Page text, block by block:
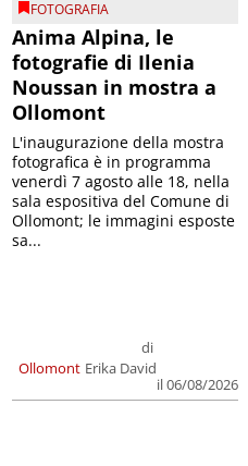
FOTOGRAFIA
Anima Alpina, le
fotografie di Ilenia
Noussan in mostra a
Ollomont
Ollomont
di
Erika David
il 06/08/2026
L'inaugurazione della mostra
fotografica è in programma
venerdì 7 agosto alle 18, nella
sala espositiva del Comune di
Ollomont; le immagini esposte
sa...